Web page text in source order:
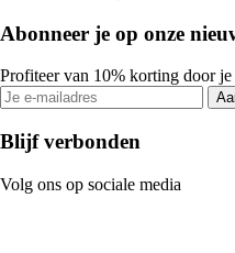
Abonneer je op onze
Profiteer van 10% korting door
Blijf verbonden
Volg ons op sociale media